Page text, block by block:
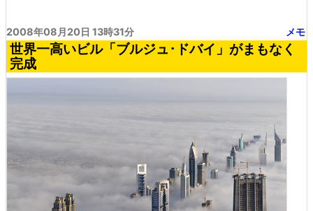
2008年08月20日 13時31分 メモ
世界一高いビル「ブルジュ･ドバイ」がまもなく
完成